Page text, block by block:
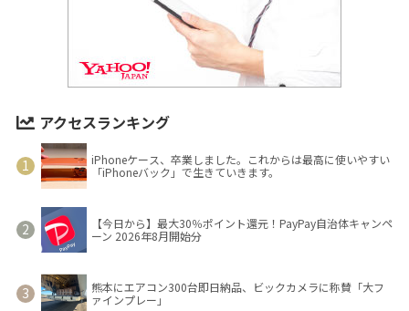
アクセスランキング
iPhoneケース、卒業しました。これからは最高に使いやすい
「iPhoneバック」で生きていきます。
【今日から】最大30％ポイント還元！PayPay自治体キャンペ
ーン 2026年8月開始分
熊本にエアコン300台即日納品、ビックカメラに称賛「大フ
ァインプレー」